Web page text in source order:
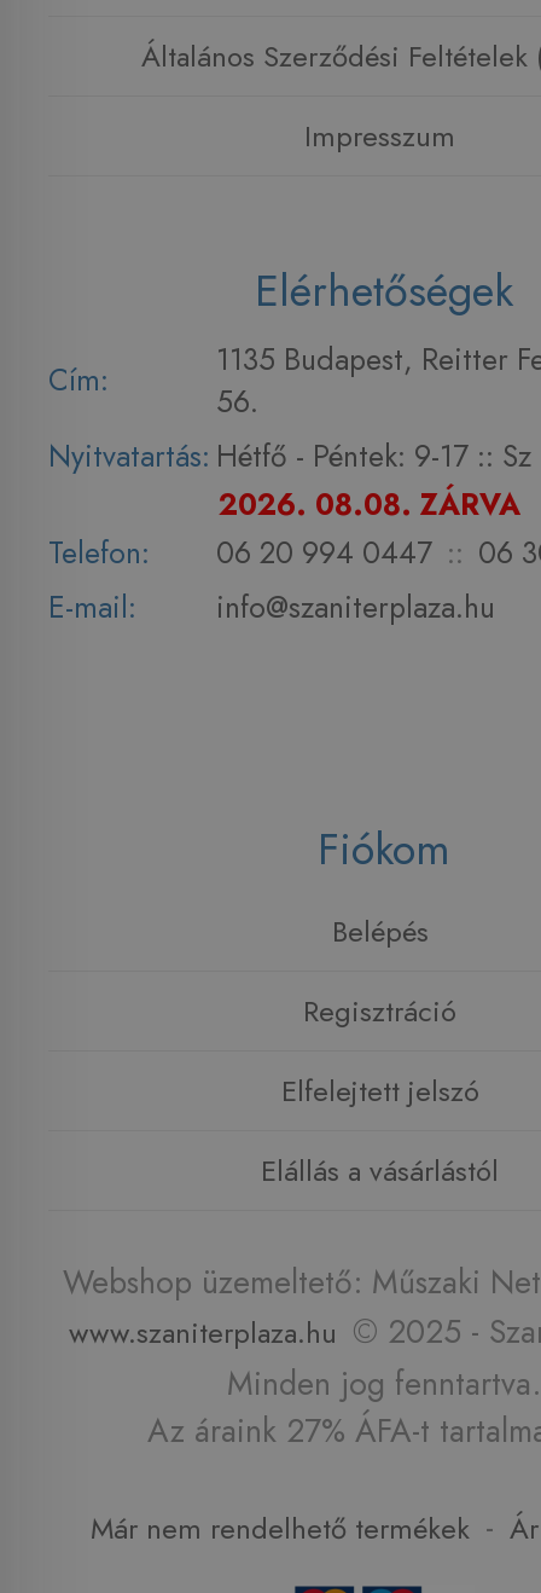
Általános Szerződési Feltételek
Impresszum
Elérhetőségek
Cím:
1135 Budapest, Reitter
56.
Nyitvatartás: Hétfő - Péntek: 9-17 :: Sz
2026. 08.08. ZÁRVA
Telefon:
06 20 994 0447 :: 06
E-mail:
info@szaniterplaza.hu
Fiókom
Belépés
Regisztráció
Elfelejtett jelszó
Elállás a vásárlástól
Webshop üzemeltető: Műszaki
www.szaniterplaza.hu © 2025 -
Minden jog fenntartva.
Az áraink 27% ÁFA-t
Már nem rendelhető termékek -